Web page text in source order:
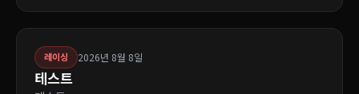
레이싱 2026년 8월 8일
테스트